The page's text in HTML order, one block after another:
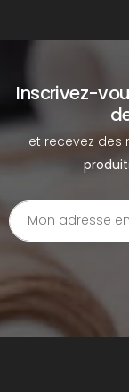
Inscrivez-
et recevez des